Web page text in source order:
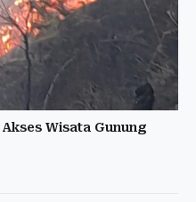
Wisata Gunung